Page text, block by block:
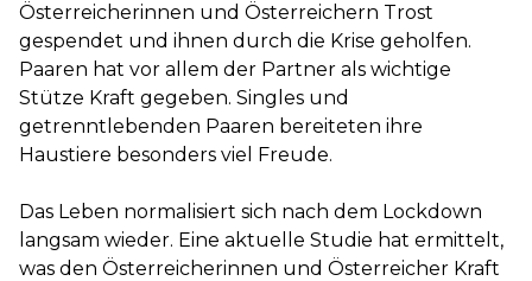
Österreicherinnen und Österreichern Trost
gespendet und ihnen durch die Krise geholfen.
Paaren hat vor allem der Partner als wichtige
Stütze Kraft gegeben. Singles und
getrenntlebenden Paaren bereiteten ihre
Haustiere besonders viel Freude.
Das Leben normalisiert sich nach dem Lockdown
langsam wieder. Eine aktuelle Studie hat ermittelt,
was den Österreicherinnen und Österreicher Kraft